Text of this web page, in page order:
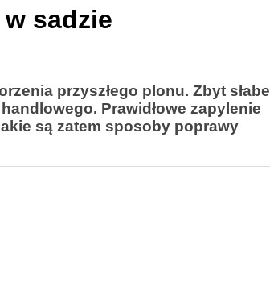
sadzie
przyszłego plonu. Zbyt słabe
Prawidłowe zapylenie
są zatem sposoby poprawy